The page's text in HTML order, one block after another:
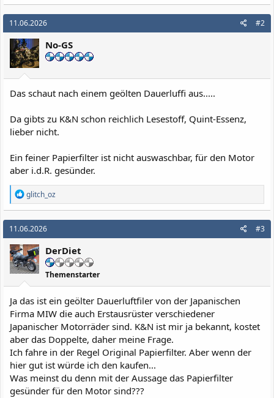
11.06.2026 #2
No-GS
Das schaut nach einem geölten Dauerluffi aus.....
Da gibts zu K&N schon reichlich Lesestoff, Quint-Essenz,
lieber nicht.
Ein feiner Papierfilter ist nicht auswaschbar, für den Motor
aber i.d.R. gesünder.
R
e
a
k
t
i
o
n
e
n
glitch_oz
11.06.2026 #3
DerDiet
Themenstarter
Ja das ist ein geölter Dauerluftfiler von der Japanischen
Firma MIW die auch Erstausrüster verschiedener
Japanischer Motorräder sind. K&N ist mir ja bekannt, kostet
aber das Doppelte, daher meine Frage.
Ich fahre in der Regel Original Papierfilter. Aber wenn der
hier gut ist würde ich den kaufen...
Was meinst du denn mit der Aussage das Papierfilter
gesünder für den Motor sind???